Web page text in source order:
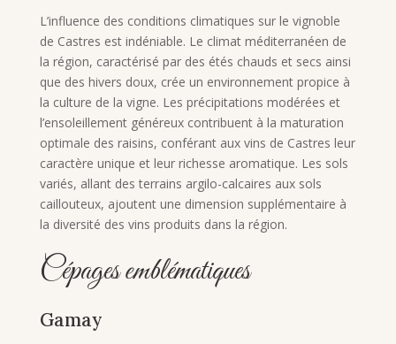
L’influence des conditions climatiques sur le vignoble
de Castres est indéniable. Le climat méditerranéen de
la région, caractérisé par des étés chauds et secs ainsi
que des hivers doux, crée un environnement propice à
la culture de la vigne. Les précipitations modérées et
l’ensoleillement généreux contribuent à la maturation
optimale des raisins, conférant aux vins de Castres leur
caractère unique et leur richesse aromatique. Les sols
variés, allant des terrains argilo-calcaires aux sols
caillouteux, ajoutent une dimension supplémentaire à
la diversité des vins produits dans la région.
Cépages emblématiques
Gamay